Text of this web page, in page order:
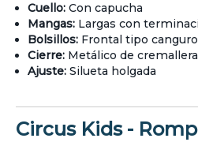
Cuello: Con capucha
Mangas: Largas con
Bolsillos: Frontal tipo canguro
Cierre: Metálico de cremallera
Ajuste: Silueta holgada
Circus Kids -